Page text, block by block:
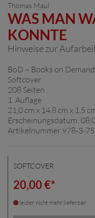
Thomas Maul
WAS MAN
KONNTE
Hinweise zur
BoD – Books on Demand
Softcover
208 Seiten
1. Auflage
21,0 cm x 14,8 cm x 1,5
Erscheinungsdatum:
Artikelnummer 978-3-
SOFTCOVER
20,00 €*
leider nicht mehr lieferbar